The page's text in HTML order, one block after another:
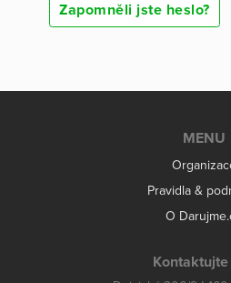
Zapomněli jste heslo?
MENU
Pravidla &
O
Kontaktujte